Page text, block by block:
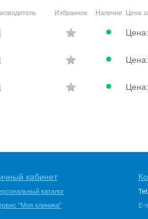
Избранное Наличие Цена
Цена:
Цена:
Цена:
кабинет
каталог
"Моя клиника"
E-